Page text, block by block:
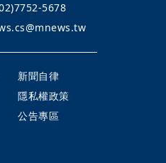
5678
新聞自律
隱私權政策
公告專區